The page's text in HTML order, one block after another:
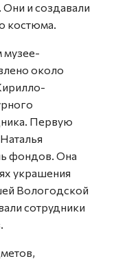
и создавали
костюма.
музее-
около
Первую
фондов. Она
украшения
Вологодской
сотрудники